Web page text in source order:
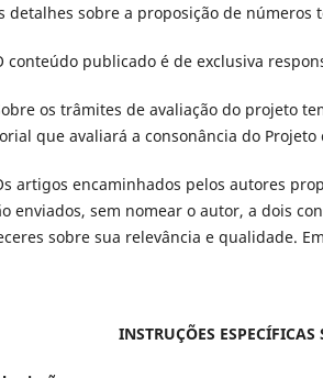
detalhes sobre a proposição de números
conteúdo publicado é de exclusiva
os trâmites de avaliação do projeto
que avaliará a consonância do
artigos encaminhados pelos autores
enviados, sem nomear o autor, a dois
sobre sua relevância e qualidade.
INSTRUÇÕES